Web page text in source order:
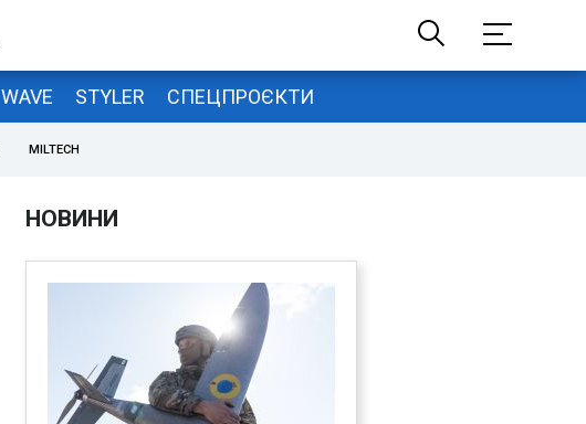
WAVE STYLER СПЕЦПРОЄКТИ
MILTECH
НОВИНИ